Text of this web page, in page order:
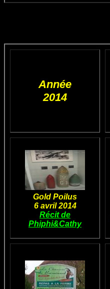
Année
2014
Gold Poilus
6 avril 2014
Récit de
Phiphi&Cathy